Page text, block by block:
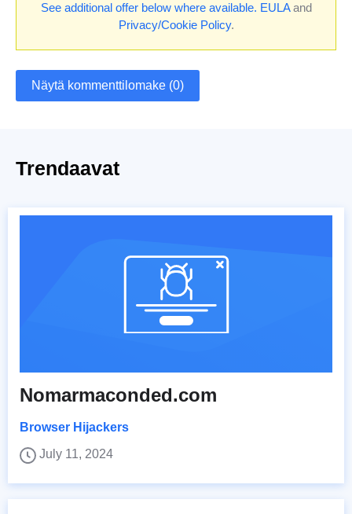
See additional offer below where available. EULAand
Privacy/Cookie Policy.
Näytä kommenttilomake (0)
Trendaavat
Nomarmaconded.com
Browser Hijackers
July 11, 2024